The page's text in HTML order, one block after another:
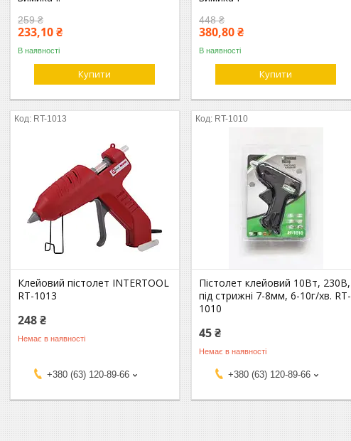
259 ₴
233,10 ₴
В наявності
Купити
448 ₴
380,80 ₴
В наявності
Купити
RT-1013
Клейовий пістолет INTERTOOL
RT-1013
248 ₴
Немає в наявності
+380 (63) 120-89-66
RT-1010
Пістолет клейовий 10Вт, 230В,
під стрижні 7-8мм, 6-10г/хв. RT-
1010
45 ₴
Немає в наявності
+380 (63) 120-89-66